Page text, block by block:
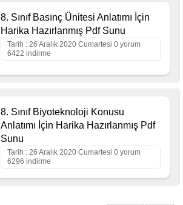
8. Sınıf Basınç Ünitesi Anlatımı İçin
Harika Hazırlanmış Pdf Sunu
Tarih : 26 Aralık 2020 Cumartesi 0 yorum
6422 indirme
8. Sınıf Biyoteknoloji Konusu
Anlatımı İçin Harika Hazırlanmış Pdf
Sunu
Tarih : 26 Aralık 2020 Cumartesi 0 yorum
6296 indirme